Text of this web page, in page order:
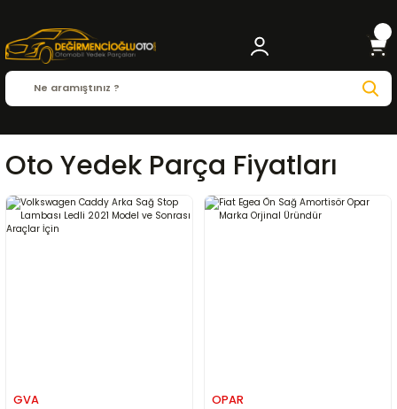
Oto Yedek Parça Fiyatları
GVA OPAR